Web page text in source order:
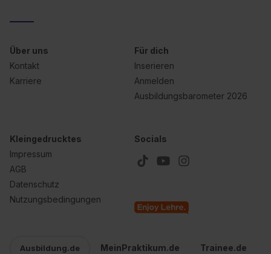
Über uns
Kontakt
Karriere
Für dich
Inserieren
Anmelden
Ausbildungsbarometer 2026
Kleingedrucktes
Impressum
AGB
Datenschutz
Nutzungsbedingungen
Socials
Ausbildung.de MeinPraktikum.de Trainee.de